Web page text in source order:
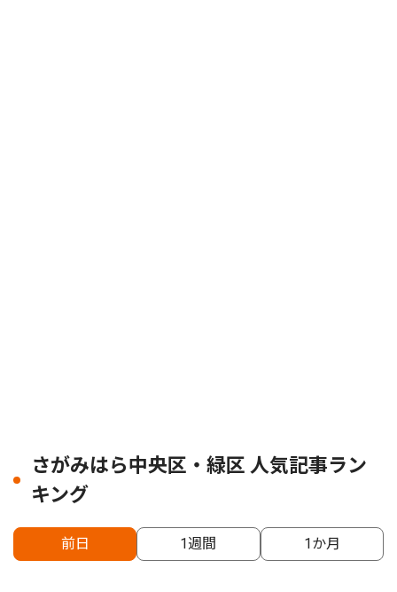
さがみはら中央区・緑区 人気記事ラン
キング
前日 1週間 1か月